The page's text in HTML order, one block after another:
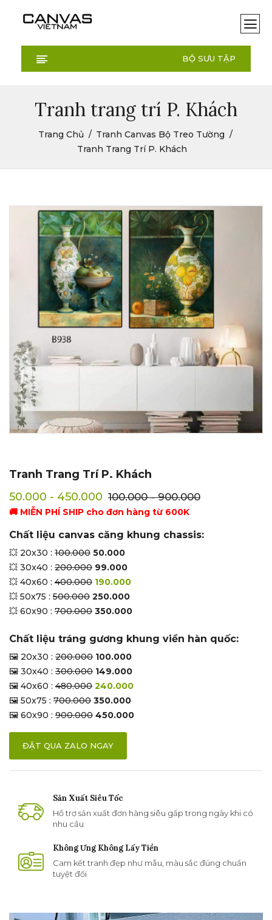
BỘ SƯU TẬP
Tranh trang trí P. Khách
Trang Chủ
Tranh Canvas Bộ Treo Tường
Tranh Trang Trí P. Khách
Tranh Trang Trí P. Khách
50.000 - 450.000 100.000 - 900.000
🚚 MIỄN PHÍ SHIP cho đơn hàng từ 600K
Chất liệu canvas căng khung chassis:
💥 20x30 : 100.000 50.000
💥 30x40 : 200.000 99.000
💥 40x60 : 400.000 190.000
💥 50x75 : 500.000 250.000
💥 60x90 : 700.000 350.000
Chất liệu tráng gương khung viền hàn quốc:
🖼 20x30 : 200.000 100.000
🖼 30x40 : 300.000 149.000
🖼 40x60 : 480.000 240.000
🖼 50x75 : 700.000 350.000
🖼 60x90 : 900.000 450.000
ĐẶT QUA ZALO NGAY
Sản Xuất Siêu Tốc
Hổ trợ sản xuất đơn hàng siêu gấp trong ngày khi có
nhu cầu
Không Ưng Không Lấy Tiền
Cam kết tranh đẹp như mẫu, màu sắc đúng chuẩn
tuyệt đối